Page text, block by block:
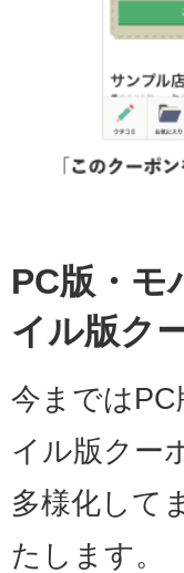
PC版・モ
イル版ク
今までは
イル版クー
多様化して
たします。